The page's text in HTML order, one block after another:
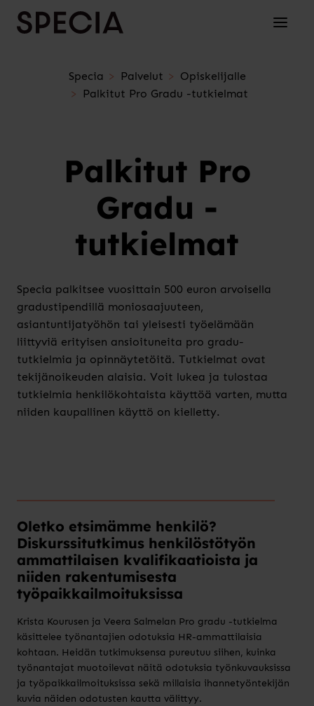
Siirry sisältöön Avaa/
Specia Palvelut
Opiskelijalle
Palkitut Pro Gradu -tutkielmat
Palkitut Pro
Gradu -
tutkielmat
Specia palkitsee vuosittain 500 euron arvoisella
gradustipendillä moniosaajuuteen,
asiantuntijatyöhön tai yleisesti työelämään
liittyviä erityisen ansioituneita pro gradu-
tutkielmia ja opinnäytetöitä. Tutkielmat ovat
tekijänoikeuden alaisia. Voit lukea ja tulostaa
tutkielmia henkilökohtaista käyttöä varten, mutta
niiden kaupallinen käyttö on kielletty.
Oletko etsimämme henkilö?
Diskurssitutkimus henkilöstötyön
ammattilaisen kvalifikaatioista ja
niiden rakentumisesta
työpaikkailmoituksissa
Krista Kourusen ja Veera Salmelan Pro gradu -tutkielma
käsittelee työnantajien odotuksia HR-ammattilaisia
kohtaan. Heidän tutkimuksensa pureutuu siihen, kuinka
työnantajat muotoilevat näitä odotuksia työnkuvauksissa
ja työpaikkailmoituksissa sekä millaisia ihannetyöntekijän
kuvia näiden odotusten kautta välittyy.